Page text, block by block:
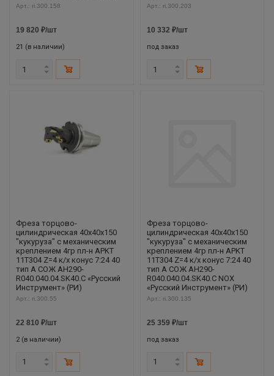
Арт.: ri.300.158
19 820 ₽/шт
21 (в наличии)
Арт.: ri.300.203
10 332 ₽/шт
под заказ
Фреза торцово-
цилиндрическая 40x40x150
"кукуруза" с механическим
креплением 4гр пл-н APKT
11T304 Z=4 к/х конус 7:24 40
тип A СОЖ AH290-
R040.040.04.SK40.C «Русский
Инструмент» (РИ)
Арт.: ri.300.55
22 810 ₽/шт
2 (в наличии)
Фреза торцово-
цилиндрическая 40x40x150
"кукуруза" с механическим
креплением 4гр пл-н APKT
11T304 Z=4 к/х конус 7:24 40
тип A СОЖ AH290-
R040.040.04.SK40.C NOX
«Русский Инструмент» (РИ)
Арт.: ri.300.135
25 359 ₽/шт
под заказ